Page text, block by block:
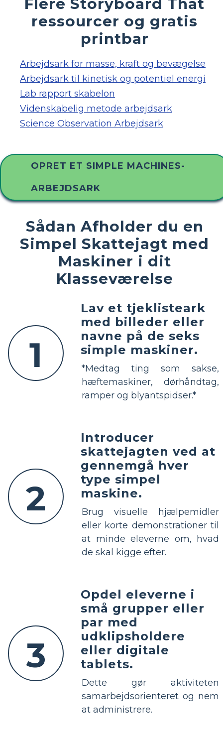
ressourcer og gratis
printbar
Arbejdsark for masse, kraft og bevægelse
Arbejdsark til kinetisk og potentiel energi
Lab rapport skabelon
Videnskabelig metode arbejdsark
Science Observation Arbejdsark
OPRET ET SIMPLE MACHINES-
ARBEJDSARK
Sådan Afholder du en
Simpel Skattejagt med
Maskiner i dit
Klasseværelse
1
Lav et tjeklisteark
med billeder eller
navne på de seks
simple maskiner.
*Medtag ting som sakse,
hæftemaskiner, dørhåndtag,
ramper og blyantspidser.*
2
Introducer
skattejagten ved at
gennemgå hver
type simpel
maskine.
Brug visuelle hjælpemidler
eller korte demonstrationer til
at minde eleverne om, hvad
de skal kigge efter.
3
Opdel eleverne i
små grupper eller
par med
udklipsholdere
eller digitale
tablets.
Dette gør aktiviteten
samarbejdsorienteret og nem
at administrere.